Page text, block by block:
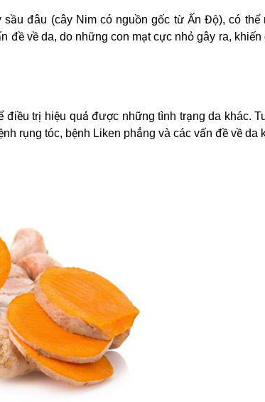
đâu (cây Nim có nguồn gốc từ Ấn Độ), có thể
đề về da, do những con mạt cực nhỏ gây ra, khiến
trị hiệu quả được những tình trạng da khác.
rụng tóc, bệnh Liken phẳng và các vấn đề về da